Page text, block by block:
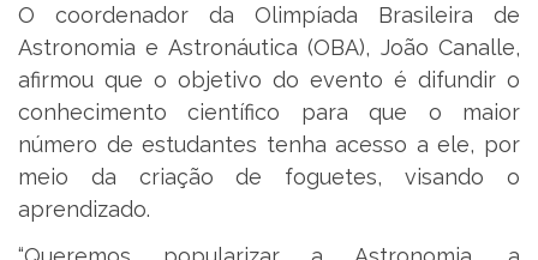
O coordenador da Olimpíada Brasileira de
Astronomia e Astronáutica (OBA), João Canalle,
afirmou que o objetivo do evento é difundir o
conhecimento científico para que o maior
número de estudantes tenha acesso a ele, por
meio da criação de foguetes, visando o
aprendizado.